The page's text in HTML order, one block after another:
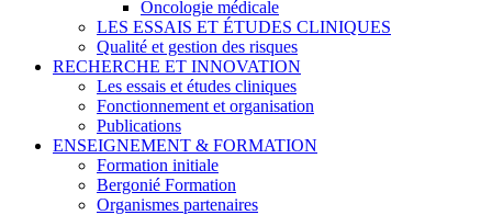
Oncologie médicale
LES ESSAIS ET ÉTUDES CLINIQUES
Qualité et gestion des risques
RECHERCHE ET INNOVATION
Les essais et études cliniques
Fonctionnement et organisation
Publications
ENSEIGNEMENT & FORMATION
Formation initiale
Bergonié Formation
Organismes partenaires